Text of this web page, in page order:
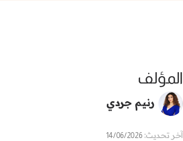
المؤلف
رنيم جردي
آخر تحديث: 14/06/2026